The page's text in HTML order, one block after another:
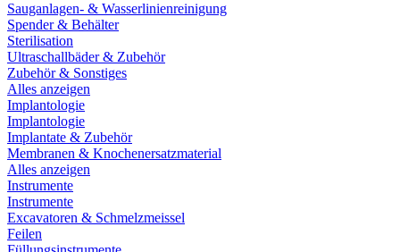
Sauganlagen- & Wasserlinienreinigung
Spender & Behälter
Sterilisation
Ultraschallbäder & Zubehör
Zubehör & Sonstiges
Alles anzeigen
Implantologie
Implantologie
Implantate & Zubehör
Membranen & Knochenersatzmaterial
Alles anzeigen
Instrumente
Instrumente
Excavatoren & Schmelzmeissel
Feilen